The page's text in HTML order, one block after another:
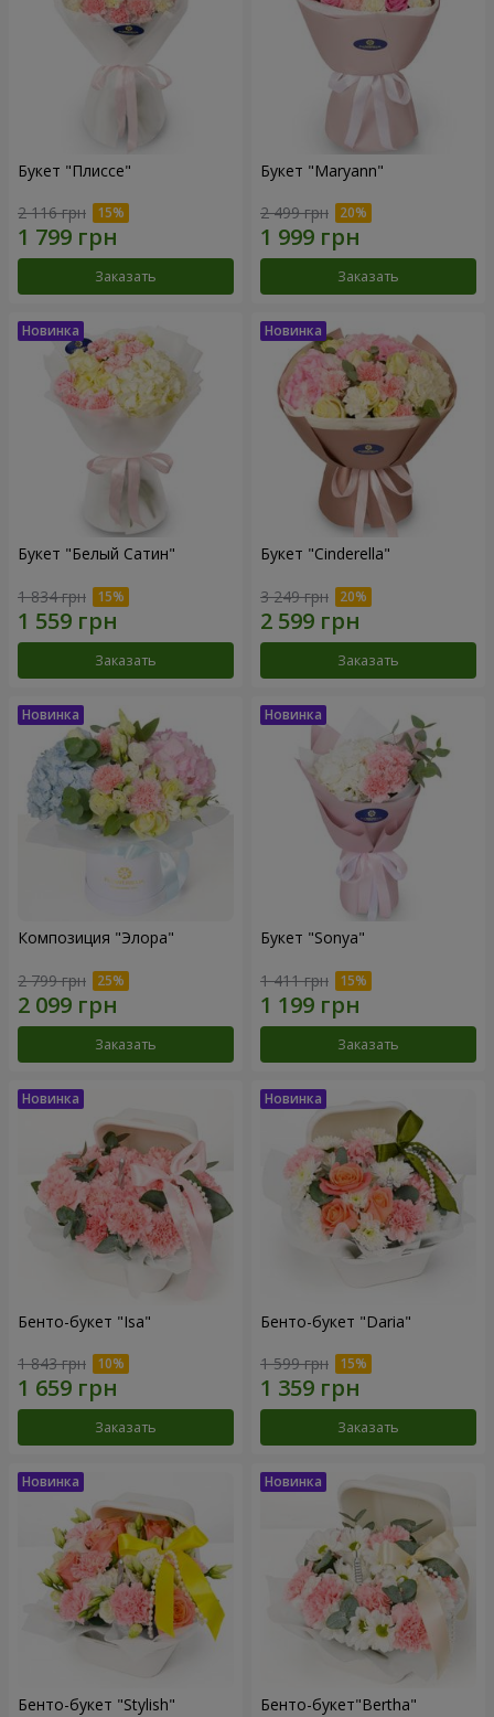
Букет "Плиссе"
2 116 грн
Заказать
Букет "Maryann"
2 499 грн
Заказать
Букет "Белый Сатин"
1 834 грн
Заказать
Букет "Cinderella"
3 249 грн
Заказать
Композиция "Элора"
2 799 грн
Заказать
Букет "Sonya"
1 411 грн
Заказать
Бенто-букет "Isa"
1 843 грн
Заказать
Бенто-букет "Daria"
1 599 грн
Заказать
Бенто-букет "Stylish" Бенто-букет"Bertha"